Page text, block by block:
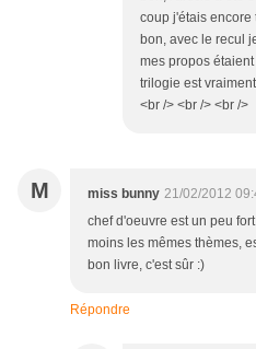
coup j'étais encore
bon, avec le recul
mes propos
trilogie est
<br /> <br /> <br />
M miss bunny 21/02/2012
chef d'oeuvre est un peu
moins les mêmes thèmes,
bon livre, c'est sûr :)
Répondre